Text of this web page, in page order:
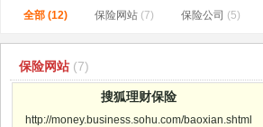
全部 (12) 保险网站 (7) 保险公司 (5)
保险网站 (7)
搜狐理财保险
http://money.business.sohu.com/baoxian.shtml